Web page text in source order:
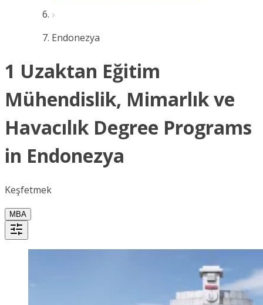
Endonezya
1 Uzaktan Eğitim
Mühendislik, Mimarlık ve
Havacılık Degree Programs
in Endonezya
Keşfetmek
MBA